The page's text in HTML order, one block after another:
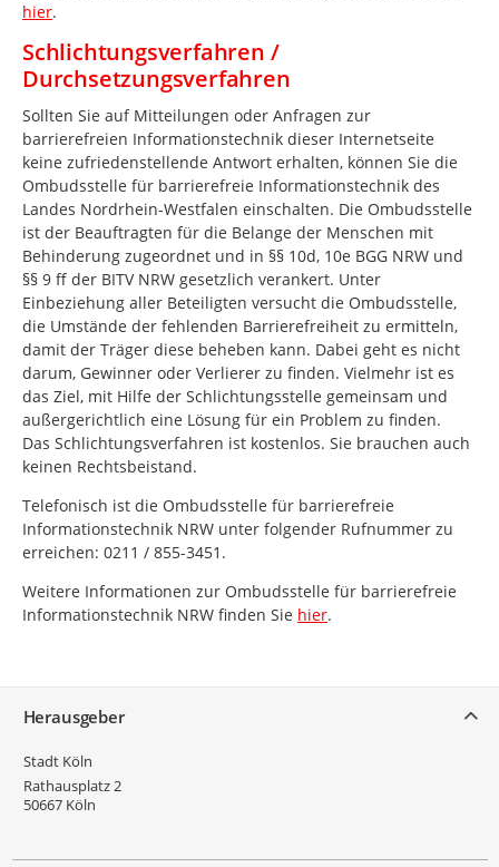
hier.
Schlichtungsverfahren /
Durchsetzungsverfahren
Sollten Sie auf Mitteilungen oder Anfragen zur
barrierefreien Informationstechnik dieser Internetseite
keine zufriedenstellende Antwort erhalten, können Sie die
Ombudsstelle für barrierefreie Informationstechnik des
Landes Nordrhein-Westfalen einschalten. Die Ombudsstelle
ist der Beauftragten für die Belange der Menschen mit
Behinderung zugeordnet und in §§ 10d, 10e BGG NRW und
§§ 9 ff der BITV NRW gesetzlich verankert. Unter
Einbeziehung aller Beteiligten versucht die Ombudsstelle,
die Umstände der fehlenden Barrierefreiheit zu ermitteln,
damit der Träger diese beheben kann. Dabei geht es nicht
darum, Gewinner oder Verlierer zu finden. Vielmehr ist es
das Ziel, mit Hilfe der Schlichtungsstelle gemeinsam und
außergerichtlich eine Lösung für ein Problem zu finden.
Das Schlichtungsverfahren ist kostenlos. Sie brauchen auch
keinen Rechtsbeistand.
Telefonisch ist die Ombudsstelle für barrierefreie
Informationstechnik NRW unter folgender Rufnummer zu
erreichen: 0211 / 855-3451.
Weitere Informationen zur Ombudsstelle für barrierefreie
Informationstechnik NRW finden Sie hier.
Herausgeber
Stadt Köln
Rathausplatz 2
50667 Köln